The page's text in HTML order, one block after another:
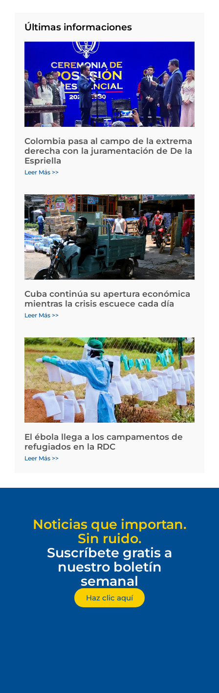
Últimas informaciones
Colombia pasa al campo de la extrema
derecha con la juramentación de De la
Espriella
Leer Más >>
Cuba continúa su apertura económica
mientras la crisis escuece cada día
Leer Más >>
El ébola llega a los campamentos de
refugiados en la RDC
Leer Más >>
Noticias que importan.
Sin ruido.
Suscríbete gratis a
nuestro boletín
semanal
Haz clic aquí